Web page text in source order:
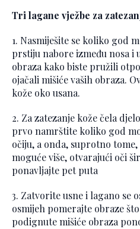
Tri lagane vježbe za
1. Nasmiješite se koliko god
prstiju nabore između nosa i
obraza kako biste pružili
ojačali mišiće vaših obraza.
kože oko usana.
2. Za zatezanje kože čela
prvo namrštite koliko god
očiju, a onda, suprotno
moguće više, otvarajući oči
ponavljajte pet puta
3. Zatvorite usne i lagano se
osmijeh pomerajte obraze
podignute mišiće obraza